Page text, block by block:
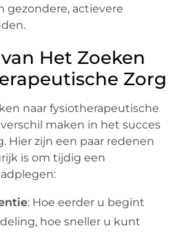
gezondere, actievere
Het Zoeken
Zorg
naar fysiotherapeutische
maken in het succes
Hier zijn een paar redenen
is om tijdig een
: Hoe eerder u begint
hoe sneller u kunt